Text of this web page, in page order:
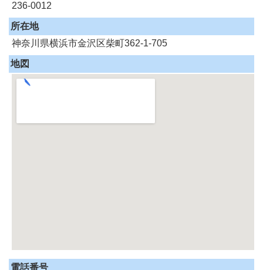
236-0012
所在地
神奈川県横浜市金沢区柴町362-1-705
地図
電話番号